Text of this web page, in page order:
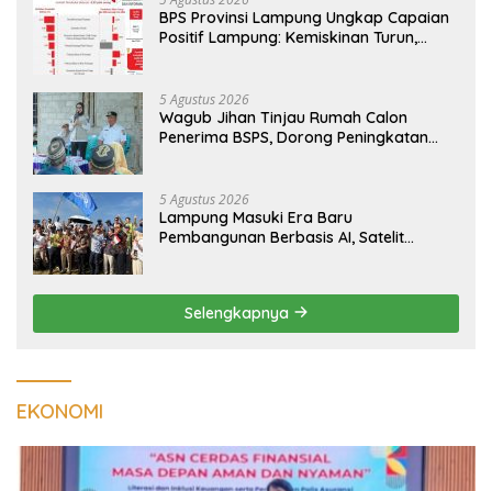
BPS Provinsi Lampung Ungkap Capaian
Positif Lampung: Kemiskinan Turun,
5 Agustus 2026
Wagub Jihan Tinjau Rumah Calon
Penerima BSPS, Dorong Peningkatan
5 Agustus 2026
Lampung Masuki Era Baru
Pembangunan Berbasis AI, Satelit
Selengkapnya
EKONOMI